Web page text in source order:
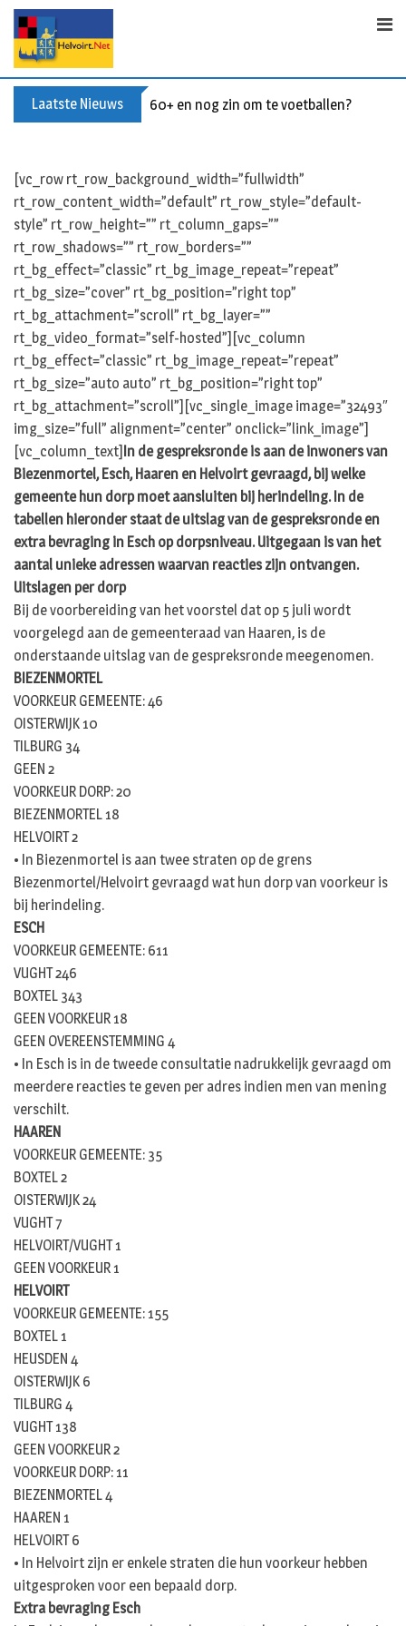
p
Laatste Nieuws 60+ en nog zin om te voetballen? Kom
[vc_row rt_row_background_width=”fullwidth”
rt_row_content_width=”default” rt_row_style=”default-
style” rt_row_height=”” rt_column_gaps=””
rt_row_shadows=”” rt_row_borders=””
rt_bg_effect=”classic” rt_bg_image_repeat=”repeat”
rt_bg_size=”cover” rt_bg_position=”right top”
rt_bg_attachment=”scroll” rt_bg_layer=””
rt_bg_video_format=”self-hosted”][vc_column
rt_bg_effect=”classic” rt_bg_image_repeat=”repeat”
rt_bg_size=”auto auto” rt_bg_position=”right top”
rt_bg_attachment=”scroll”][vc_single_image image=”32493″
img_size=”full” alignment=”center” onclick=”link_image”]
[vc_column_text] In de gespreksronde is aan de inwoners van
Biezenmortel, Esch, Haaren en Helvoirt gevraagd, bij welke
gemeente hun dorp moet aansluiten bij herindeling. In de
tabellen hieronder staat de uitslag van de gespreksronde en
extra bevraging in Esch op dorpsniveau. Uitgegaan is van het
aantal unieke adressen waarvan reacties zijn ontvangen.
Uitslagen per dorp
Bij de voorbereiding van het voorstel dat op 5 juli wordt
voorgelegd aan de gemeenteraad van Haaren, is de
onderstaande uitslag van de gespreksronde meegenomen.
BIEZENMORTEL
VOORKEUR GEMEENTE: 46
OISTERWIJK 10
TILBURG 34
GEEN 2
VOORKEUR DORP: 20
BIEZENMORTEL 18
HELVOIRT 2
• In Biezenmortel is aan twee straten op de grens
Biezenmortel/Helvoirt gevraagd wat hun dorp van voorkeur is
bij herindeling.
ESCH
VOORKEUR GEMEENTE: 611
VUGHT 246
BOXTEL 343
GEEN VOORKEUR 18
GEEN OVEREENSTEMMING 4
• In Esch is in de tweede consultatie nadrukkelijk gevraagd om
meerdere reacties te geven per adres indien men van mening
verschilt.
HAAREN
VOORKEUR GEMEENTE: 35
BOXTEL 2
OISTERWIJK 24
VUGHT 7
HELVOIRT/VUGHT 1
GEEN VOORKEUR 1
HELVOIRT
VOORKEUR GEMEENTE: 155
BOXTEL 1
HEUSDEN 4
OISTERWIJK 6
TILBURG 4
VUGHT 138
GEEN VOORKEUR 2
VOORKEUR DORP: 11
BIEZENMORTEL 4
HAAREN 1
HELVOIRT 6
• In Helvoirt zijn er enkele straten die hun voorkeur hebben
uitgesproken voor een bepaald dorp.
Extra bevraging Esch